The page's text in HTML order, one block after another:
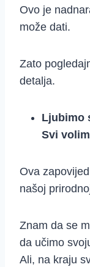
Ovo je
može dati.
Zato
detalja.
Ljubimo
Svi
Ova
našoj
Znam da se
da učimo
Ali, na kraju